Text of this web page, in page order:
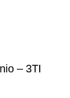
– 3TI